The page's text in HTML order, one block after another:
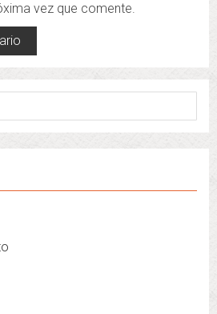
vez que comente.